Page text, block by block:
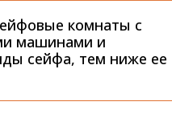
комнаты с
машинами и
сейфа, тем ниже ее